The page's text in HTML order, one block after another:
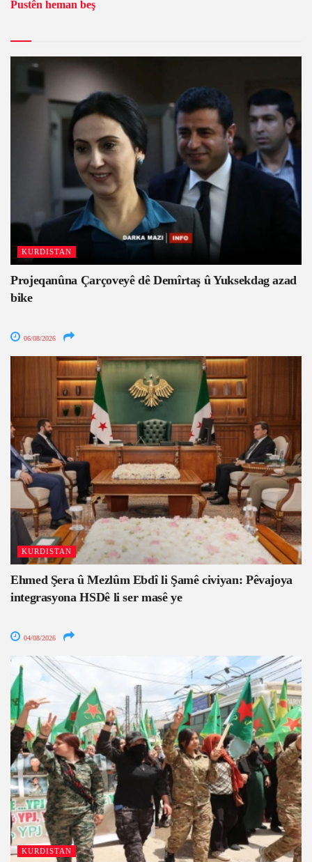
Pustên heman beş
KURDISTAN
Projeqanûna Çarçoveyê dê Demîrtaş û Yuksekdag azad
bike
06/08/2026
KURDISTAN
Ehmed Şera û Mezlûm Ebdî li Şamê civiyan: Pêvajoya
integrasyona HSDê li ser masê ye
04/08/2026
KURDISTAN